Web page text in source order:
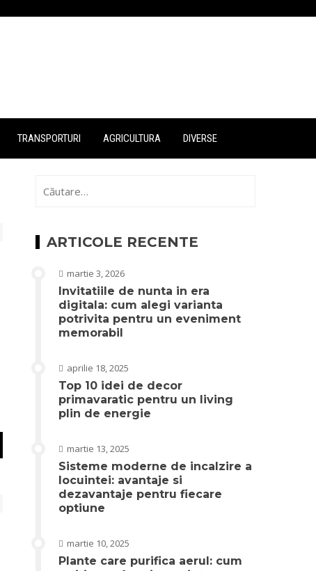
TRANSPORTURI AGRICULTURA DIVERSE
după:
ARTICOLE RECENTE
martie 3, 2026
Invitatiile de nunta in era
digitala: cum alegi varianta
potrivita pentru un eveniment
memorabil
aprilie 18, 2025
Top 10 idei de decor
primavaratic pentru un living
plin de energie
martie 13, 2025
Sisteme moderne de incalzire a
locuintei: avantaje si
dezavantaje pentru fiecare
optiune
martie 10, 2025
Plante care purifica aerul: cum